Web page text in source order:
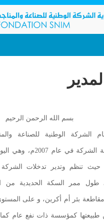
بسم الله الرحمن الرحيم
الشركة الوطنية للصناعة
تأسست خيرية الشركة
حيث تنظم وتدير تدخلات الشركة
ممر السكة الحديدية من
مقاطعة بئر أم أكرين، و على
كمؤسسة ذات نفع عام